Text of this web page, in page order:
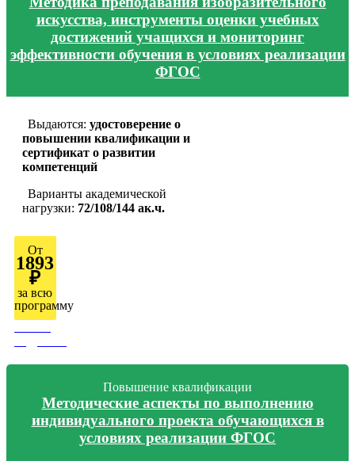
искусства, инструменты оценки учебных
достижений учащихся и мониторинг
эффективности обучения в условиях реализации
ФГОС
Выдаются: удостоверение о
повышении квалификации и
сертификат о развитии
компетенций
Варианты академической
нагрузки: 72/108/144 ак.ч.
От
1893
₽
за всю
программу
Повышение квалификации
Методические аспекты по выполнению
индивидуального проекта обучающихся в
условиях реализации ФГОС